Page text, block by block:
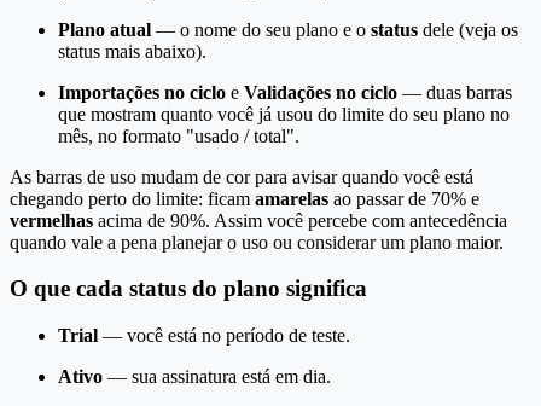
Plano atual — o nome do seu plano e o status dele (veja os
status mais abaixo).
Importações no ciclo e Validações no ciclo — duas barras
que mostram quanto você já usou do limite do seu plano no
mês, no formato "usado / total".
As barras de uso mudam de cor para avisar quando você está
chegando perto do limite: ficam amarelas ao passar de 70% e
vermelhas acima de 90%. Assim você percebe com antecedência
quando vale a pena planejar o uso ou considerar um plano maior.
O que cada status do plano significa
Trial — você está no período de teste.
Ativo — sua assinatura está em dia.